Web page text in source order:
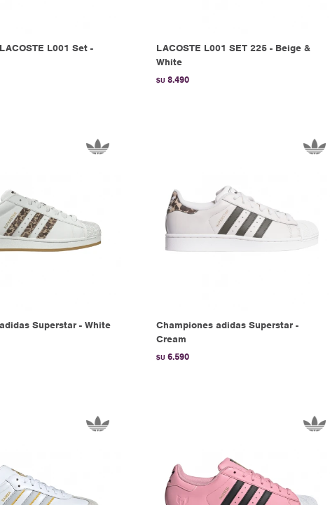
L001 Set -
LACOSTE L001 SET 225 - Beige &
White
$U 8.490
Superstar - White
Championes adidas Superstar -
Cream
$U 6.590